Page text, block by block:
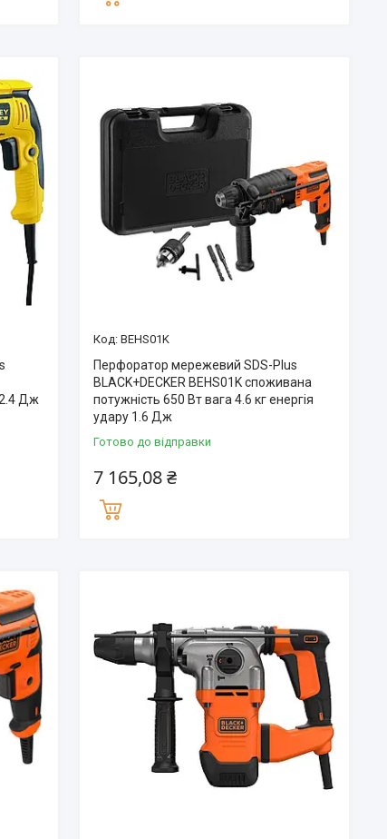
2.4 Дж
BEHS01K
Перфоратор мережевий SDS-Plus
BLACK+DECKER BEHS01K споживана
потужність 650 Вт вага 4.6 кг енергія
удару 1.6 Дж
Готово до відправки
7 165,08 ₴